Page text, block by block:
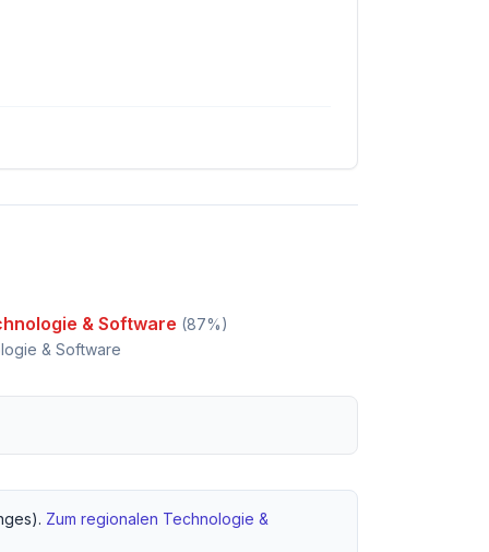
& Software (87%)
& Software
Zum regionalen Technologie &